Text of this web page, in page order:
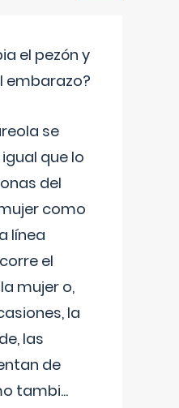
el pezón y
embarazo?
se
que lo
del
como
línea
el
mujer o,
la
las
de
tambi...